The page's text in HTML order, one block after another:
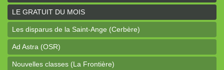
LE GRATUIT DU MOIS
Les disparus de la Saint-Ange (Cerbère)
Ad Astra (OSR)
Nouvelles classes (La Frontière)